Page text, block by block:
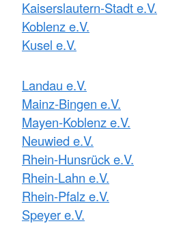
Kaiserslautern-Stadt e.V.
Koblenz e.V.
Kusel e.V.
Landau e.V.
Mainz-Bingen e.V.
Mayen-Koblenz e.V.
Neuwied e.V.
Rhein-Hunsrück e.V.
Rhein-Lahn e.V.
Rhein-Pfalz e.V.
Speyer e.V.